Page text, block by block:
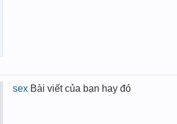
sex Bài viết của bạn hay đó